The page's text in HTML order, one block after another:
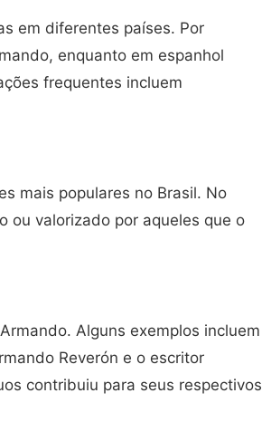
em diferentes países. Por
enquanto em espanhol
frequentes incluem
mais populares no Brasil. No
ou valorizado por aqueles que o
Alguns exemplos incluem
Reverón e o escritor
contribuiu para seus respectivos